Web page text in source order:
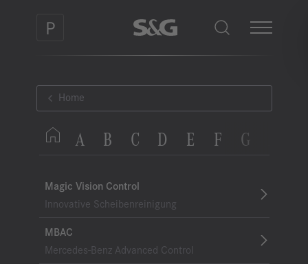
Home
A B C D E F G
Magic Vision Control
Innovative Scheibenreinigung
MBAC
Mercedes-Benz Advanced Control